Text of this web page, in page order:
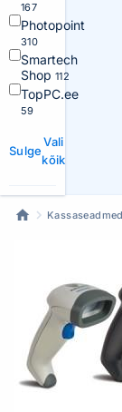
167
Photopoint
310
Smartech
Shop 112
TopPC.ee
59
Sulge
Vali
kõik
Kassaseadmed